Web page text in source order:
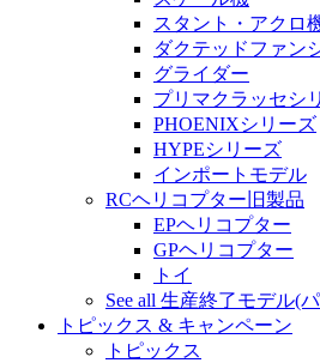
スタント・アクロ
ダクテッドファン
グライダー
プリマクラッセシ
PHOENIXシリーズ
HYPEシリーズ
インポートモデル
RCヘリコプター旧製品
EPヘリコプター
GPヘリコプター
トイ
See all 生産終了モデル(
トピックス & キャンペーン
トピックス